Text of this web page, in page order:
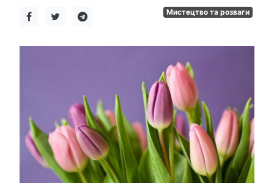
Мистецтво та розваги